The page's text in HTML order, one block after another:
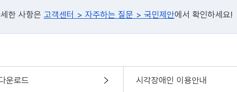
한 사항은 고객센터 > 자주하는 질문 > 국민제안에서 확인하세요!
운로드 시각장애인 이용안내